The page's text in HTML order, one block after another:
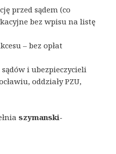
przed sądem (co
bez wpisu na listę
– bez opłat
i ubezpieczycieli
oddziały PZU,
szymanski-